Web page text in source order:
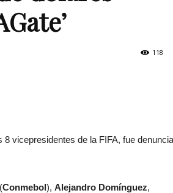
118
vicepresidentes de la FIFA, fue
Conmebol), Alejandro Domínguez,